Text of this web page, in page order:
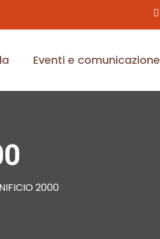
Eventi e comunicazione
2000